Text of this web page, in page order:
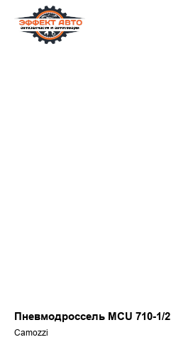
Пневмодроссель MCU 710-1/2
Camozzi